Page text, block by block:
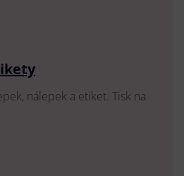
nálepek a etiket. Tisk na